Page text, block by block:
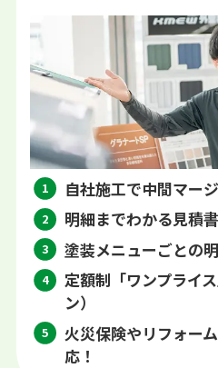
自社施工で中間マー
明細までわかる見積
塗装メニューごとの
定額制「ワンプライ
ン）
火災保険やリフォー
応！